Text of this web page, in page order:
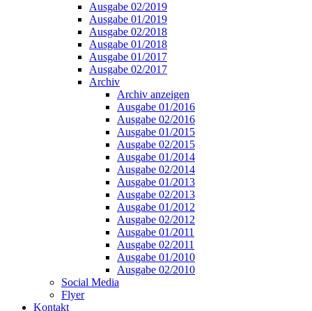
Ausgabe 02/2019
Ausgabe 01/2019
Ausgabe 02/2018
Ausgabe 01/2018
Ausgabe 01/2017
Ausgabe 02/2017
Archiv
Archiv anzeigen
Ausgabe 01/2016
Ausgabe 02/2016
Ausgabe 01/2015
Ausgabe 02/2015
Ausgabe 01/2014
Ausgabe 02/2014
Ausgabe 01/2013
Ausgabe 02/2013
Ausgabe 01/2012
Ausgabe 02/2012
Ausgabe 01/2011
Ausgabe 02/2011
Ausgabe 01/2010
Ausgabe 02/2010
Social Media
Flyer
Kontakt